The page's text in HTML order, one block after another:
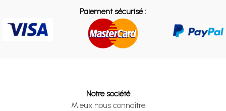
Paiement sécurisé :
Notre société
Mieux nous connaître